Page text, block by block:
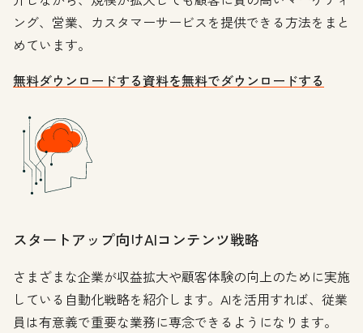
ング、営業、カスタマーサービスを提供できる方法をまと
めています。
無料ダウンロードする資料を無料でダウンロードする
スタートアップ向けAIコンテンツ戦略
さまざまな企業が収益拡大や顧客体験の向上のために実施
している自動化戦略を紹介します。AIを活用すれば、従業
員は有意義で重要な業務に専念できるようになります。